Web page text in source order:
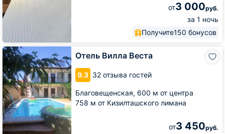
от3 000руб.
за 1 ночь
Получите150 бонусов
Отель Вилла Веста
9.3 32 отзыва гостей
Благовещенская, 600 м от центра
758 м от Кизилташского лимана
от3 450руб.
Отель
Вилла
Веста